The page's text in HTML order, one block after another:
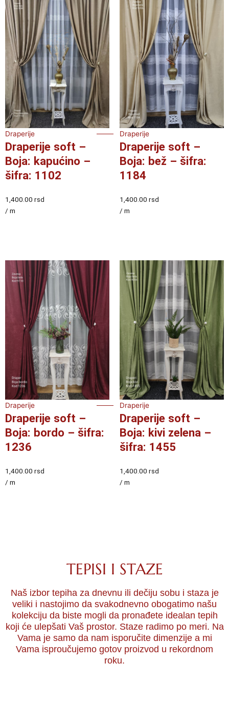
Draperije
Draperije soft –
Boja: kapućino –
šifra: 1102
1,400.00 rsd
/ m
Draperije
Draperije soft –
Boja: bež – šifra:
1184
1,400.00 rsd
/ m
Draperije
Draperije soft –
Boja: bordo – šifra:
1236
1,400.00 rsd
/ m
Draperije
Draperije soft –
Boja: kivi zelena –
šifra: 1455
1,400.00 rsd
/ m
TEPISI I STAZE
Naš izbor tepiha za dnevnu ili dečiju sobu i staza je
veliki i nastojimo da svakodnevno obogatimo našu
kolekciju da biste mogli da pronađete idealan tepih
koji će ulepšati Vaš prostor. Staze radimo po meri. Na
Vama je samo da nam isporučite dimenzije a mi
Vama isproučujemo gotov proizvod u rekordnom
roku.